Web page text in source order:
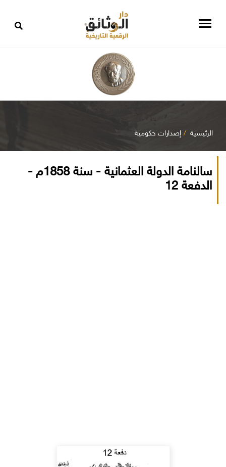
الرئيسية إصدارات حكومية
سالنامة الدولة العثمانية - سنة 1858م -
الدفعة 12